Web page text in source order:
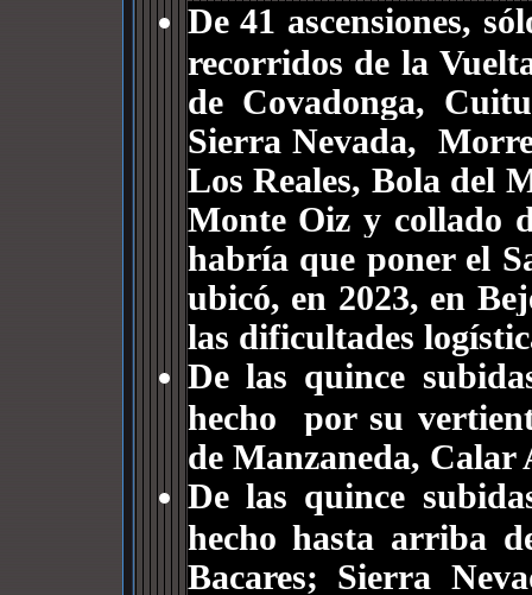
De 41 ascensiones,
recorridos de la
de Covadonga,
Sierra Nevada,
Los Reales, Bola del
Monte Oiz y collado
habría que poner el
ubicó, en 2023, en
las dificultades
De las quince
hecho por su
de Manzaneda,
De las quince
hecho hasta arriba
Bacares; Sierra